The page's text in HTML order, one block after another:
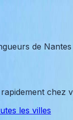
de Nantes
chez
les villes